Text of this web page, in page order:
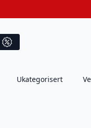
Ukategorisert